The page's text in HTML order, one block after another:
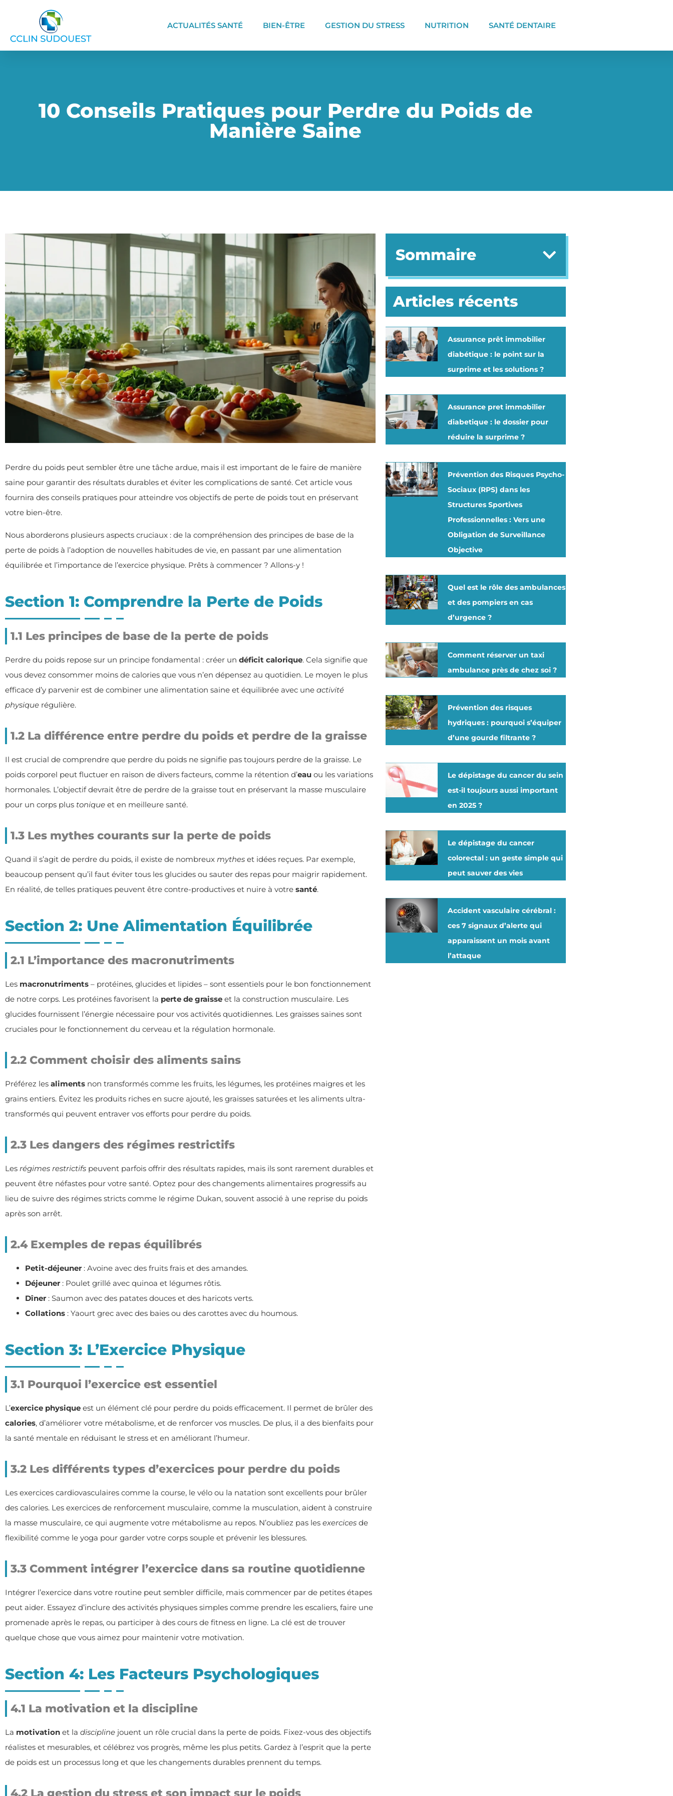
ACTUALITÉS SANTÉ BIEN-ÊTRE GESTION DU STRESS NUTRITION SANTÉ DENTAIRE
10 Conseils Pratiques pour Perdre du Poids de
Manière Saine
Perdre du poids peut sembler être une tâche ardue, mais il est important de le faire de manière
saine pour garantir des résultats durables et éviter les complications de santé. Cet article vous
fournira des conseils pratiques pour atteindre vos objectifs de perte de poids tout en préservant
votre bien-être.
Nous aborderons plusieurs aspects cruciaux : de la compréhension des principes de base de la
perte de poids à l’adoption de nouvelles habitudes de vie, en passant par une alimentation
équilibrée et l’importance de l’exercice physique. Prêts à commencer ? Allons-y !
Section 1: Comprendre la Perte de Poids
1.1 Les principes de base de la perte de poids
Perdre du poids repose sur un principe fondamental : créer un déficit calorique. Cela signifie que
vous devez consommer moins de calories que vous n’en dépensez au quotidien. Le moyen le plus
efficace d’y parvenir est de combiner une alimentation saine et équilibrée avec une activité
physique régulière.
1.2 La différence entre perdre du poids et perdre de la graisse
Il est crucial de comprendre que perdre du poids ne signifie pas toujours perdre de la graisse. Le
poids corporel peut fluctuer en raison de divers facteurs, comme la rétention d’eau ou les variations
hormonales. L’objectif devrait être de perdre de la graisse tout en préservant la masse musculaire
pour un corps plus tonique et en meilleure santé.
1.3 Les mythes courants sur la perte de poids
Quand il s’agit de perdre du poids, il existe de nombreux mythes et idées reçues. Par exemple,
beaucoup pensent qu’il faut éviter tous les glucides ou sauter des repas pour maigrir rapidement.
En réalité, de telles pratiques peuvent être contre-productives et nuire à votre santé.
Section 2: Une Alimentation Équilibrée
2.1 L’importance des macronutriments
Les macronutriments – protéines, glucides et lipides – sont essentiels pour le bon fonctionnement
de notre corps. Les protéines favorisent la perte de graisse et la construction musculaire. Les
glucides fournissent l’énergie nécessaire pour vos activités quotidiennes. Les graisses saines sont
cruciales pour le fonctionnement du cerveau et la régulation hormonale.
2.2 Comment choisir des aliments sains
Préférez les aliments non transformés comme les fruits, les légumes, les protéines maigres et les
grains entiers. Évitez les produits riches en sucre ajouté, les graisses saturées et les aliments ultra-
transformés qui peuvent entraver vos efforts pour perdre du poids.
2.3 Les dangers des régimes restrictifs
Les régimes restrictifs peuvent parfois offrir des résultats rapides, mais ils sont rarement durables et
peuvent être néfastes pour votre santé. Optez pour des changements alimentaires progressifs au
lieu de suivre des régimes stricts comme le régime Dukan, souvent associé à une reprise du poids
après son arrêt.
2.4 Exemples de repas équilibrés
Petit-déjeuner : Avoine avec des fruits frais et des amandes.
Déjeuner : Poulet grillé avec quinoa et légumes rôtis.
Dîner : Saumon avec des patates douces et des haricots verts.
Collations : Yaourt grec avec des baies ou des carottes avec du houmous.
Section 3: L’Exercice Physique
3.1 Pourquoi l’exercice est essentiel
L’exercice physique est un élément clé pour perdre du poids efficacement. Il permet de brûler des
calories, d’améliorer votre métabolisme, et de renforcer vos muscles. De plus, il a des bienfaits pour
la santé mentale en réduisant le stress et en améliorant l’humeur.
3.2 Les différents types d’exercices pour perdre du poids
Les exercices cardiovasculaires comme la course, le vélo ou la natation sont excellents pour brûler
des calories. Les exercices de renforcement musculaire, comme la musculation, aident à construire
la masse musculaire, ce qui augmente votre métabolisme au repos. N’oubliez pas les exercices de
flexibilité comme le yoga pour garder votre corps souple et prévenir les blessures.
3.3 Comment intégrer l’exercice dans sa routine quotidienne
Intégrer l’exercice dans votre routine peut sembler difficile, mais commencer par de petites étapes
peut aider. Essayez d’inclure des activités physiques simples comme prendre les escaliers, faire une
promenade après le repas, ou participer à des cours de fitness en ligne. La clé est de trouver
quelque chose que vous aimez pour maintenir votre motivation.
Section 4: Les Facteurs Psychologiques
4.1 La motivation et la discipline
La motivation et la discipline jouent un rôle crucial dans la perte de poids. Fixez-vous des objectifs
réalistes et mesurables, et célébrez vos progrès, même les plus petits. Gardez à l’esprit que la perte
de poids est un processus long et que les changements durables prennent du temps.
4.2 La gestion du stress et son impact sur le poids
Sommaire
Articles récents
Assurance prêt immobilier
diabétique : le point sur la
surprime et les solutions ?
Assurance pret immobilier
diabetique : le dossier pour
réduire la surprime ?
Prévention des Risques Psycho-
Sociaux (RPS) dans les
Structures Sportives
Professionnelles : Vers une
Obligation de Surveillance
Objective
Quel est le rôle des ambulances
et des pompiers en cas
d’urgence ?
Comment réserver un taxi
ambulance près de chez soi ?
Prévention des risques
hydriques : pourquoi s’équiper
d’une gourde filtrante ?
Le dépistage du cancer du sein
est-il toujours aussi important
en 2025 ?
Le dépistage du cancer
colorectal : un geste simple qui
peut sauver des vies
Accident vasculaire cérébral :
ces 7 signaux d’alerte qui
apparaissent un mois avant
l’attaque